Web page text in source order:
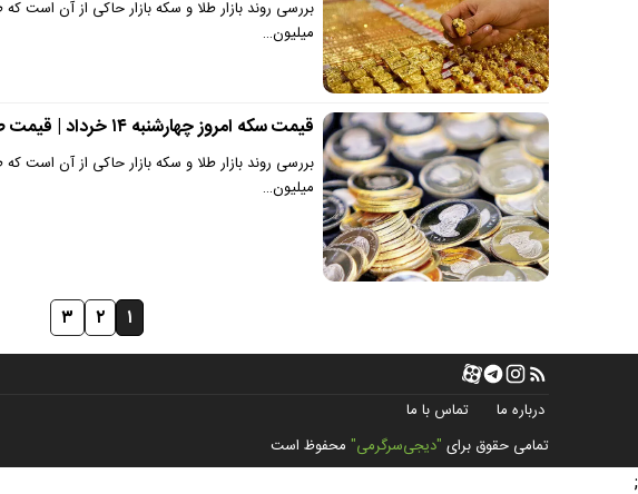
میلیون…
قیمت سکه امروز چهارشنبه ۱۴ خرداد | قیمت طلا و سکه اوج گرفت
میلیون…
۱ ۲ ۳
درباره ما
تماس با ما
تمامی حقوق برای "دیجی‌سرگرمی" محفوظ است
;